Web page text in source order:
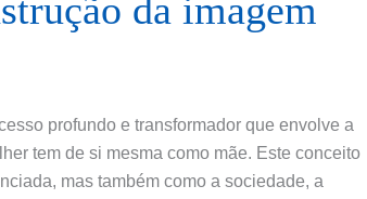
da imagem
profundo e transformador que envolve a
tem de si mesma como mãe. Este conceito
mas também como a sociedade, a